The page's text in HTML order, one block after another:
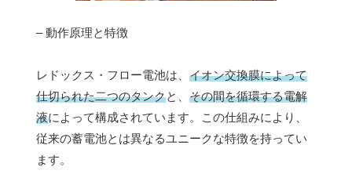
– 動作原理と特徴
レドックス・フロー電池は、 イオン交換膜によって
仕切られた二つのタンクと、 その間を循環する電解
液によって構成されています。この仕組みにより、
従来の蓄電池とは異なるユニークな特徴を持ってい
ます。